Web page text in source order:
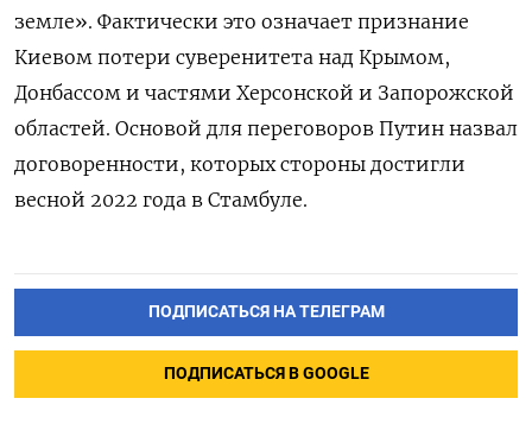
земле». Фактически это означает признание
Киевом потери суверенитета над Крымом,
Донбассом и частями Херсонской и Запорожской
областей. Основой для переговоров Путин назвал
договоренности, которых стороны достигли
весной 2022 года в Стамбуле.
ПОДПИСАТЬСЯ НА ТЕЛЕГРАМ
ПОДПИСАТЬСЯ В GOOGLE